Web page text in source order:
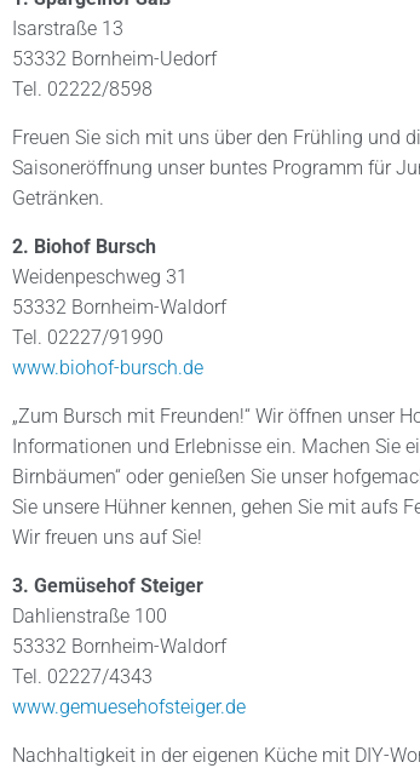
Isarstraße 13
53332 Bornheim-Uedorf
Tel. 02222/8598
Freuen Sie sich mit uns über den Frühling und
Saisoneröffnung unser buntes Programm für
Getränken.
2. Biohof Bursch
Weidenpeschweg 31
53332 Bornheim-Waldorf
Tel. 02227/91990
www.biohof-bursch.de
„Zum Bursch mit Freunden!“ Wir öffnen unser
Informationen und Erlebnisse ein. Machen Sie
Birnbäumen“ oder genießen Sie unser
Sie unsere Hühner kennen, gehen Sie mit aufs
Wir freuen uns auf Sie!
3. Gemüsehof Steiger
Dahlienstraße 100
53332 Bornheim-Waldorf
Tel. 02227/4343
www.gemuesehofsteiger.de
Nachhaltigkeit in der eigenen Küche mit DIY-